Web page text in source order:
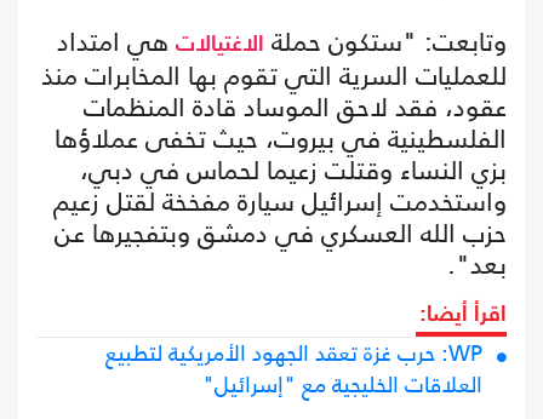
وتابعت: "ستكون حملة
الاغتيالات هي امتداد
للعمليات السرية التي تقوم بها المخابرات منذ
عقود، فقد لاحق الموساد قادة المنظمات
الفلسطينية في بيروت، حيث تخفى عملاؤها
بزي النساء وقتلت زعيما لحماس في دبي،
واستخدمت إسرائيل سيارة مفخخة لقتل زعيم
حزب الله العسكري في دمشق وبتفجيرها عن
بعد".
اقرأ أيضا:
WP: حرب غزة تعقد الجهود الأمريكية لتطبيع
العلاقات الخليجية مع "إسرائيل"